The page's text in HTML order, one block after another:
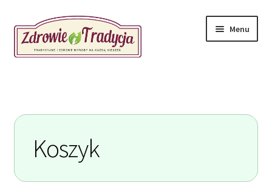
Przejdź
do
nawigacji
Przejdź
do
treści
Menu
Koszyk